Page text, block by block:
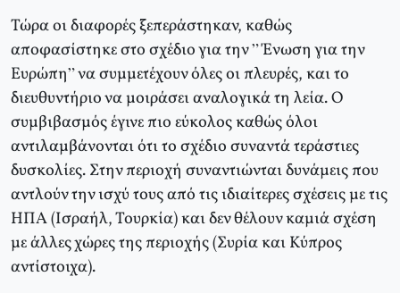
Τώρα οι διαφορές ξεπεράστηκαν, καθώς
αποφασίστηκε στο σχέδιο για την ” Ένωση για την
Ευρώπη” να συμμετέχουν όλες οι πλευρές, και το
διευθυντήριο να μοιράσει αναλογικά τη λεία. Ο
συμβιβασμός έγινε πιο εύκολος καθώς όλοι
αντιλαμβάνονται ότι το σχέδιο συναντά τεράστιες
δυσκολίες. Στην περιοχή συναντιώνται δυνάμεις που
αντλούν την ισχύ τους από τις ιδιαίτερες σχέσεις με τις
ΗΠΑ (Ισραήλ, Τουρκία) και δεν θέλουν καμιά σχέση
με άλλες χώρες της περιοχής (Συρία και Κύπρος
αντίστοιχα).